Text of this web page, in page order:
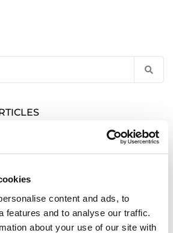
content and ads, to
features and to analyse our traffic.
about your use of our site with
DES BLOCS HYDRAULIQUES : UN
LOURDS